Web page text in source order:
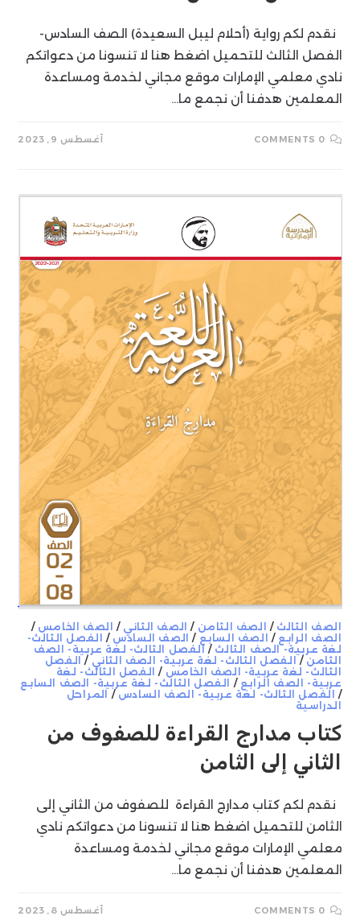
نقدم لكم رواية (أحلام ليبل السعيدة) الصف السادس-
الفصل الثالث للتحميل اضغط هنا لا تنسونا من دعواتكم
نادي معلمي الإمارات موقع مجاني لخدمة ومساعدة
المعلمين هدفنا أن نجمع ما…
0 COMMENTS أغسطس 9, 2023
الصف الثالث / الصف الثامن / الصف الثاني / الصف الخامس /
الصف الرابع / الصف السابع / الصف السادس /
الفصل الثالث-
لغة عربية- الصف الثالث / الفصل الثالث- لغة عربية- الصف
الثامن / الفصل الثالث- لغة عربية- الصف الثاني /
الفصل
الثالث- لغة عربية- الصف الخامس /
الفصل الثالث- لغة
عربية- الصف الرابع /
الفصل الثالث- لغة عربية- الصف السابع
/
الفصل الثالث- لغة عربية- الصف السادس /
المراحل
الدراسية
كتاب مدارج القراءة للصفوف من
الثاني إلى الثامن
نقدم لكم كتاب مدارج القراءة للصفوف من الثاني إلى
الثامن للتحميل اضغط هنا لا تنسونا من دعواتكم نادي
معلمي الإمارات موقع مجاني لخدمة ومساعدة
المعلمين هدفنا أن نجمع ما…
0 COMMENTS أغسطس 8, 2023